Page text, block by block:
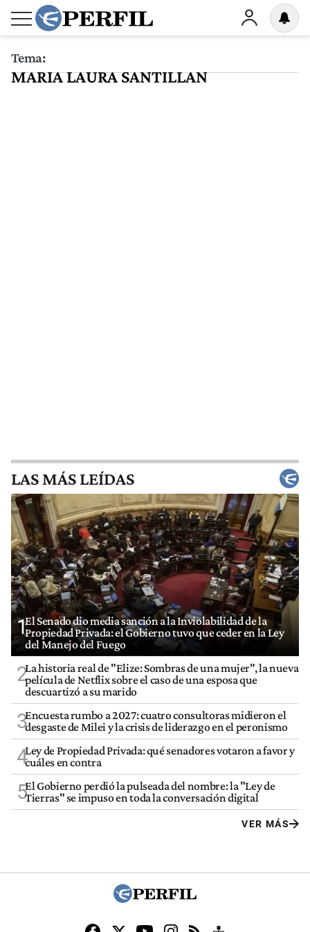
Tema:
MARIA LAURA SANTILLAN
LAS MÁS LEÍDAS
1El Senado dio media sanción a la Inviolabilidad de la
Propiedad Privada: el Gobierno tuvo que ceder en la Ley
del Manejo del Fuego
2La historia real de "Elize: Sombras de una mujer", la nueva
película de Netflix sobre el caso de una esposa que
descuartizó a su marido
3Encuesta rumbo a 2027: cuatro consultoras midieron el
desgaste de Milei y la crisis de liderazgo en el peronismo
4Ley de Propiedad Privada: qué senadores votaron a favor y
cuáles en contra
5El Gobierno perdió la pulseada del nombre: la "Ley de
Tierras" se impuso en toda la conversación digital
VER MÁS